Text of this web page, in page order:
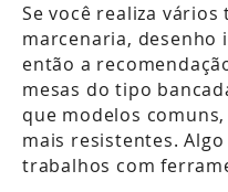
Se você realiza
marcenaria,
então a
mesas do tipo
que modelos
mais resistentes.
trabalhos com